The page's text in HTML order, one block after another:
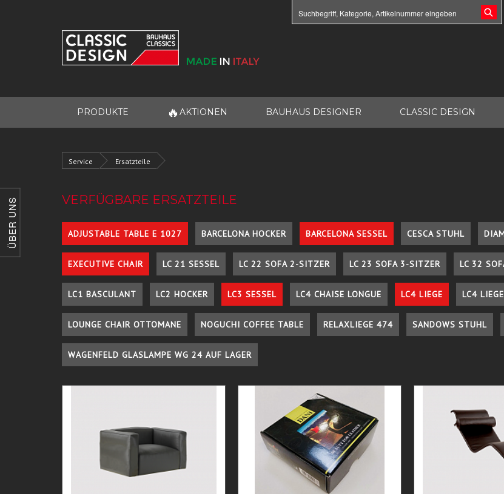
ÜBER UNS
PRODUKTE 🔥 AKTIONEN BAUHAUS DESIGNER CLASSIC DESIGN
Service Ersatzteile
VERFÜGBARE ERSATZTEILE
ADJUSTABLE TABLE E 1027 BARCELONA HOCKER BARCELONA SESSEL CESCA STUHL
EXECUTIVE CHAIR LC 21 SESSEL LC 22 SOFA 2-SITZER LC 23 SOFA 3-SITZER LC 32
LC1 BASCULANT LC2 HOCKER LC3 SESSEL LC4 CHAISE LONGUE LC4 LIEGE LC4
LOUNGE CHAIR OTTOMANE NOGUCHI COFFEE TABLE RELAXLIEGE 474 SANDOWS STUHL
WAGENFELD GLASLAMPE WG 24 AUF LAGER